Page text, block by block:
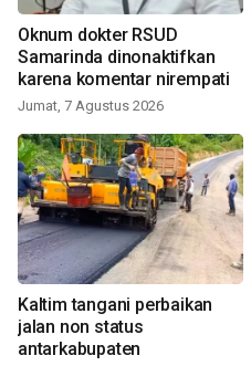
Oknum dokter RSUD
Samarinda dinonaktifkan
karena komentar nirempati
Jumat, 7 Agustus 2026
Kaltim tangani perbaikan
jalan non status
antarkabupaten